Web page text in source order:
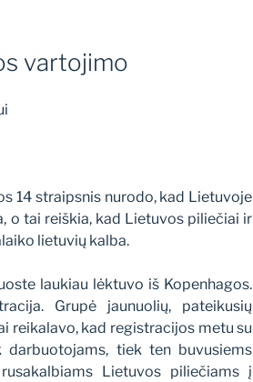
vartojimo
14 straipsnis nurodo, kad Lietuvoje
o tai reiškia, kad Lietuvos piliečiai ir
lietuvių kalba.
laukiau lėktuvo iš Kopenhagos.
Grupė jaunuolių, pateikusių
reikalavo, kad registracijos metu su
tiek ten buvusiems
Lietuvos piliečiams į